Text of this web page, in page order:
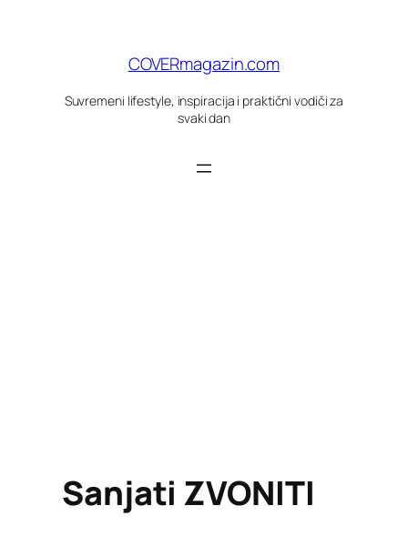
COVERmagazin.com
Suvremeni lifestyle, inspiracija i praktični vodiči za
svaki dan
Sanjati ZVONITI